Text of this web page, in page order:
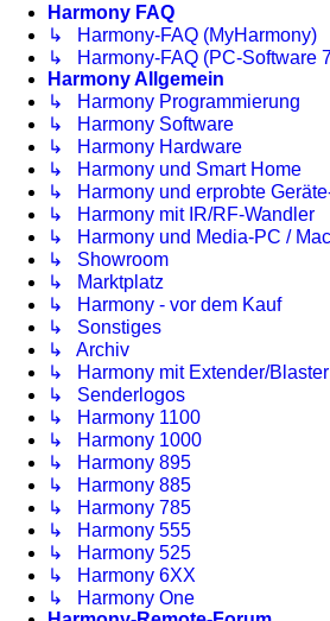
Harmony FAQ
↳ Harmony-FAQ (MyHarmony)
↳ Harmony-FAQ (PC-Software
Harmony Allgemein
↳ Harmony Programmierung
↳ Harmony Software
↳ Harmony Hardware
↳ Harmony und Smart Home
↳ Harmony und erprobte
↳ Harmony mit IR/RF-Wandler
↳ Harmony und Media-PC /
↳ Showroom
↳ Marktplatz
↳ Harmony - vor dem Kauf
↳ Sonstiges
↳ Archiv
↳ Harmony mit Extender/Blaster
↳ Senderlogos
↳ Harmony 1100
↳ Harmony 1000
↳ Harmony 895
↳ Harmony 885
↳ Harmony 785
↳ Harmony 555
↳ Harmony 525
↳ Harmony 6XX
↳ Harmony One